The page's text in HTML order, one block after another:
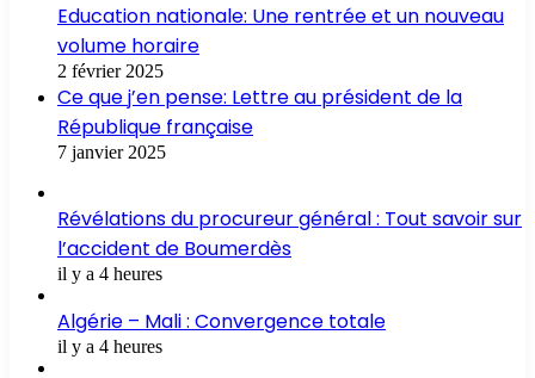
Education nationale: Une rentrée et un nouveau
volume horaire
2 février 2025
Ce que j’en pense: Lettre au président de la
République française
7 janvier 2025
Révélations du procureur général : Tout savoir sur
l’accident de Boumerdès
il y a 4 heures
Algérie – Mali : Convergence totale
il y a 4 heures